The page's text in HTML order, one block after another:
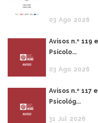
03 Ago 2026
Avisos n.º 119
Psícolo...
03 Ago 2026
Avisos n.º 117
Psicológ...
31 Jul 2026